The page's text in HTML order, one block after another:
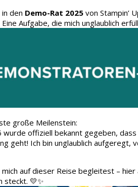
den Demo-Rat 2025 von Stampin’
Aufgabe, die mich unglaublich
große Meilenstein:
offiziell bekannt gegeben, dass
geht! Ich bin unglaublich
auf dieser Reise begleitest –
steckt. 💛✨